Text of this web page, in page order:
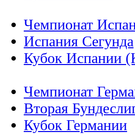
Чемпионат
Испания Сегунда
Кубок Испании
Чемпионат
Вторая
Кубок Германии